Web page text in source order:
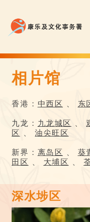
相片馆 | Flower
相片馆
香港 : 中西区 、 东
九龙 : 九龙城区 、
区 、 油尖旺区
新界 : 离岛区 、 葵
田区 、 大埔区 、
深水埗区